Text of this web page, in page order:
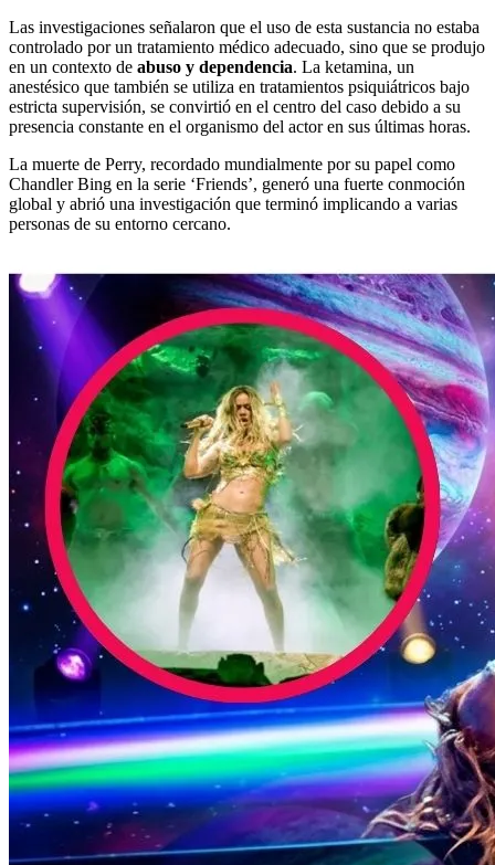
Las investigaciones señalaron que el uso de esta sustancia no estaba
controlado por un tratamiento médico adecuado, sino que se produjo
en un contexto de abuso y dependencia. La ketamina, un
anestésico que también se utiliza en tratamientos psiquiátricos bajo
estricta supervisión, se convirtió en el centro del caso debido a su
presencia constante en el organismo del actor en sus últimas horas.
La muerte de Perry, recordado mundialmente por su papel como
Chandler Bing en la serie ‘Friends’, generó una fuerte conmoción
global y abrió una investigación que terminó implicando a varias
personas de su entorno cercano.